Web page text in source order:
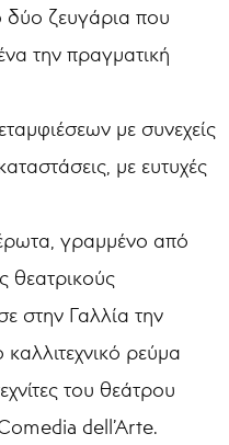
δύο ζευγάρια που
την πραγματική
με συνεχείς
με ευτυχές
γραμμένο από
θεατρικούς
στην Γαλλία την
ρεύμα
του θεάτρου
dell’Arte.